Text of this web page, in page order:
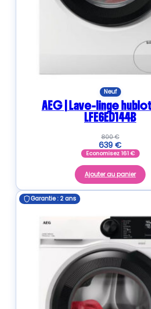
Neuf
AEG | Lave-linge
LFE6ED144B
800€
639 €
Economisez161€
Ajouter au panier
Garantie : 2 ans